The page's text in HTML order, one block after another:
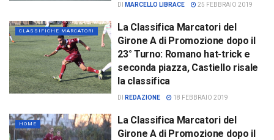
DI MARCELLO LIBRACE 25 FEBBRAIO 2019
CLASSIFICHE MARCATORI
La Classifica Marcatori del
Girone A di Promozione dopo il
23° Turno: Romano hat-trick e
seconda piazza, Castiello risale
la classifica
DI REDAZIONE 18 FEBBRAIO 2019
HOME
La Classifica Marcatori del
Girone A di Promozione dopo il